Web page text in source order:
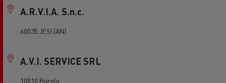
A.R.V.I.A. S.n.c.
60035 JESI (AN)
A.V.I. SERVICE SRL
10010 Burolo